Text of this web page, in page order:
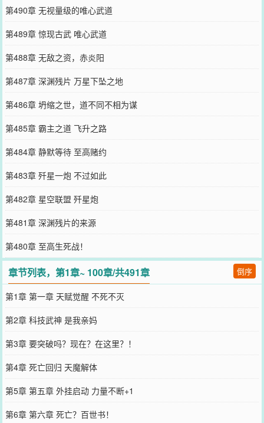
业之后，自称废物的谛仓，和全班同学一起被流放到了外城......法外
之地。\n他本打算依靠外挂，闯出一片天，作为自己未来登顶武神的
第一步。\n却发现自己的同学貌似一个个都开了——\n同学A：唯心武
道，资质逆天\n同学B：百世书，越死越强\n同学C：修士转世，底蕴
雄厚\n同学D：奇观系统，酷爱招募下属，大兴土木\n同学E：修炼一
天，顶别人修炼一年\n同学F：深蓝加点，我的实力全靠自己的努力！
\n同学......\n看着这群没关的孽畜，谛仓释怀地笑了：\n“谁他妈才是主
角啊？”
您要是觉得《 星际高武：我的力量增长无极限
记向您QQ群和微博微信里的朋友推荐哦！
第490章 无视量级的唯心武道
第489章 惊现古武 唯心武道
第488章 无敌之资，赤炎阳
第487章 深渊残片 万星下坠之地
第486章 坍缩之世，道不同不相为谋
第485章 霸主之道 飞升之路
第484章 静默等待 至高赌约
第483章 歼星一炮 不过如此
第482章 星空联盟 歼星炮
第481章 深渊残片的来源
第480章 至高生死战！
章节列表，第1章~ 100章/共491章 倒序
第1章 第一章 天赋觉醒 不死不灭
第2章 科技武神 是我亲妈
第3章 要突破吗？现在？在这里？！
第4章 死亡回归 天魔解体
第5章 第五章 外挂启动 力量不断+1
第6章 第六章 死亡？百世书！